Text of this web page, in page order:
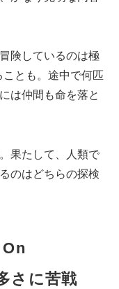
険しているのは極
とも。途中で何匹
は仲間も命を落と
果たして、人類で
のはどちらの探検
さに苦戦